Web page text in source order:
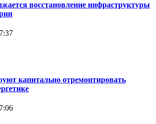
восстановление инфраструктуры
капитально отремонтировать